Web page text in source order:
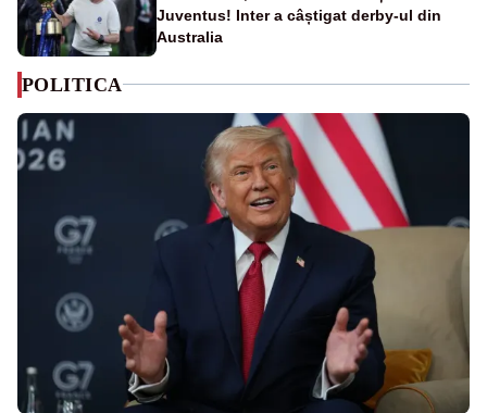
Juventus! Inter a câștigat derby-ul din
Australia
POLITICA